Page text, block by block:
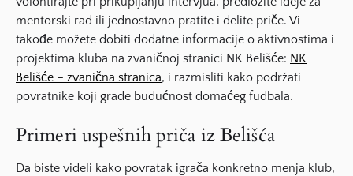
mentorski rad ili jednostavno pratite i delite priče. Vi
takođe možete dobiti dodatne informacije o aktivnostima i
projektima kluba na zvaničnoj stranici NK Belišće: NK
Belišće – zvanična stranica, i razmisliti kako podržati
povratnike koji grade budućnost domaćeg fudbala.
Primeri uspešnih priča iz Belišća
Da biste videli kako povratak igrača konkretno menja klub,